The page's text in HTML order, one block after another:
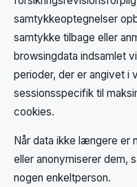
samtykkeoptegnelser
samtykke tilbage eller
browsingdata indsamlet
perioder, der er angivet i
sessionsspecifik til
cookies.
Når data ikke længere er
eller anonymiserer dem,
nogen enkeltperson.